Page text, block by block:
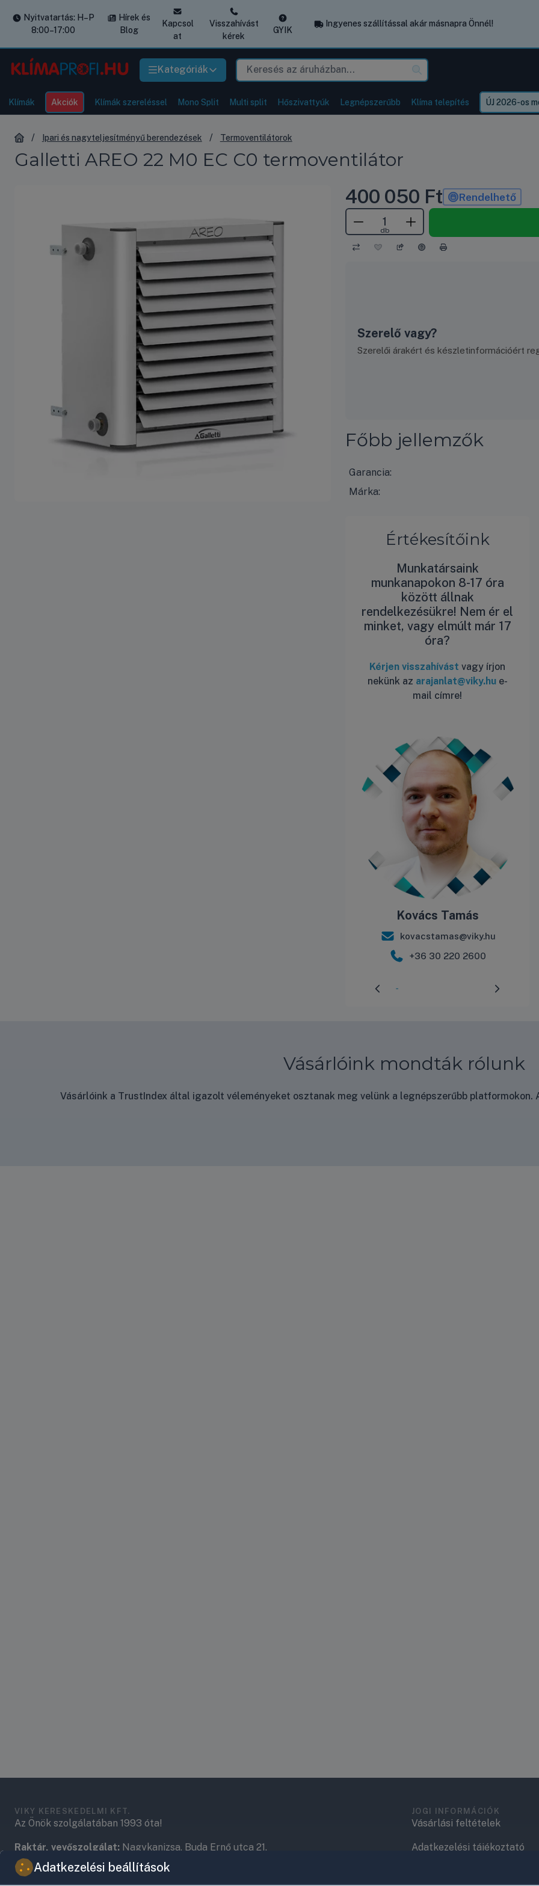
Kategóriák
Nyitvatartás: H–P
8:00–17:00
Hírek és
Blog
Kapcsol
at
Visszahívást
kérek
GYIK
Ingyenes szállítással akár másnapra Önnél!
Klímák Akciók Klímák szereléssel Mono Split Multi split Hőszivattyúk Legnépszerűbb Klíma telepítés ÚJ 2026-os
Ipari és nagyteljesítményű berendezések Termoventilátorok
Galletti AREO 22 M0 EC C0 termoventilátor
400 050 Ft Rendelhető
db
Szerelő vagy?
Szerelői árakért és készletinformációért
Főbb jellemzők
Garancia:
Márka:
Értékesítőink
Munkatársaink
munkanapokon 8-17 óra
között állnak
rendelkezésükre! Nem ér el
minket, vagy elmúlt már 17
óra?
Kérjen visszahívást vagy írjon
nekünk az arajanlat@viky.hue-
mail címre!
Kovács Tamás
kovacstamas@viky.hu
+36 30 220 2600
Vásárlóink mondták rólunk
Vásárlóink a TrustIndex által igazolt véleményeket osztanak meg velünk a legnépszerűbb
VIKY KERESKEDELMI KFT.
Az Önök szolgálatában 1993 óta!
Raktár, vevőszolgálat: Nagykanizsa, Buda Ernő utca 21.
Központ (nem vevőszolgálat): Nagykanizsa, Récsei út 3.
JOGI INFORMÁCIÓK
Vásárlási feltételek
Adatkezelési tájékoztató
Adatkezelési beállítások